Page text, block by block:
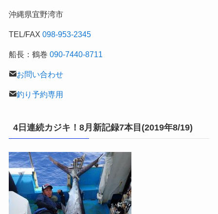
記
沖縄県宜野湾市
TEL/FAX 098-953-2345
船長：鶴巻 090-7440-8711
お問い合わせ
釣り予約専用
4日連続カジキ！8月新記録7本目(2019年8/19)